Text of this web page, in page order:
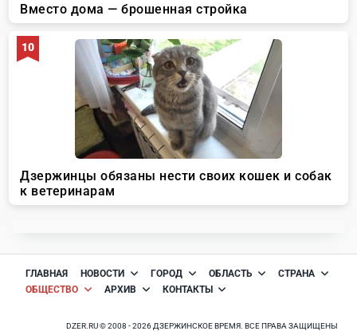
ГЛАВНАЯ НОВОСТИ ГОРОД ОБЛАСТЬ
СТРАНА
ОБЩЕСТВО
АРХИВ КОНТАКТЫ
DZER.RU © 2008 - 2026 ДЗЕРЖИНСКОЕ ВРЕМЯ. ВСЕ ПРАВА ЗАЩИЩЕНЫ